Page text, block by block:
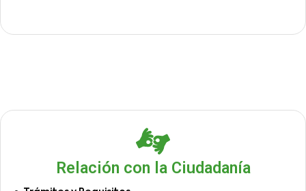
Relación con la Ciudadanía